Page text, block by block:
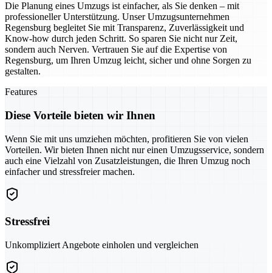
Die Planung eines Umzugs ist einfacher, als Sie denken – mit
professioneller Unterstützung. Unser Umzugsunternehmen
Regensburg begleitet Sie mit Transparenz, Zuverlässigkeit und
Know-how durch jeden Schritt. So sparen Sie nicht nur Zeit,
sondern auch Nerven. Vertrauen Sie auf die Expertise von
Regensburg, um Ihren Umzug leicht, sicher und ohne Sorgen zu
gestalten.
Features
Diese Vorteile bieten wir Ihnen
Wenn Sie mit uns umziehen möchten, profitieren Sie von vielen
Vorteilen. Wir bieten Ihnen nicht nur einen Umzugsservice, sondern
auch eine Vielzahl von Zusatzleistungen, die Ihren Umzug noch
einfacher und stressfreier machen.
Stressfrei
Unkompliziert Angebote einholen und vergleichen